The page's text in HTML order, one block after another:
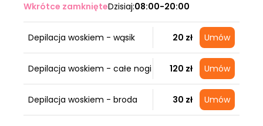
Wkrótce zamknięteDzisiaj:08:00-20:00
Depilacja woskiem - wąsik 20 zł Umów
Depilacja woskiem - całe nogi 120 zł Umów
Depilacja woskiem - broda 30 zł Umów